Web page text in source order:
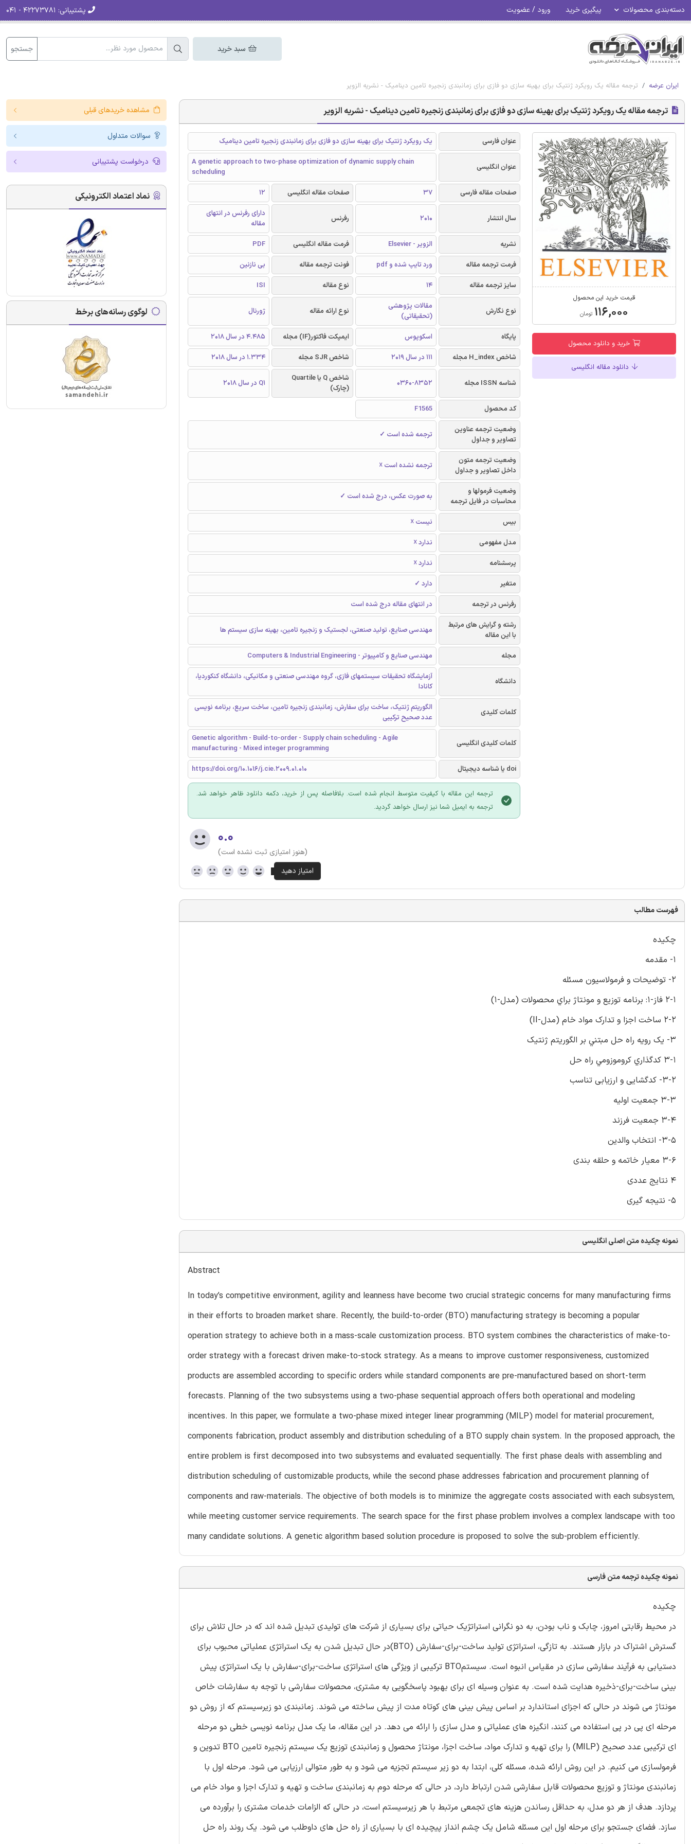
دسته‌بندی محصولات پیگیری خرید ورود / عضویت پشتیبانی:
سبد خرید جستجو
ایران عرضه ترجمه مقاله یک رویکرد ژنتیک برای بهینه سازی دو فازی برای زمانبندی زنجیره تامین دینامیک - نشریه الزویر
ترجمه مقاله یک رویکرد ژنتیک برای بهینه سازی دو فازی برای زمانبندی زنجیره تامین دینامیک - نشریه الزویر
قیمت خرید این محصول
۱۱۶,۰۰۰ تومان
خرید و دانلود محصول
دانلود مقاله انگلیسی
عنوان فارسی یک رویکرد ژنتیک برای بهینه سازی دو فازی برای زمانبندی زنجیره تامین دینامیک
عنوان انگلیسی
A genetic approach to two-phase optimization of dynamic supply chain
scheduling
صفحات مقاله فارسی
37 صفحات مقاله انگلیسی 12
سال انتشار 2010 رفرنس
دارای رفرنس در انتهای
مقاله
نشریه
الزویر - Elsevier فرمت مقاله انگلیسی
PDF
فرمت ترجمه مقاله
ورد تایپ شده و pdf فونت ترجمه مقاله
بی نازنین
سایز ترجمه مقاله
14 نوع مقاله ISI
نوع نگارش
مقالات پژوهشی
(تحقیقاتی)
نوع ارائه مقاله ژورنال
پایگاه اسکوپوس ایمپکت فاکتور(IF) مجله
4.485 در سال 2018
شاخص H_index مجله
111 در سال 2019 شاخص SJR مجله 1.334 در سال 2018
شناسه ISSN مجله 0360-8352
شاخص Q یا Quartile
(چارک)
Q1 در سال 2018
کد محصول
F1565
وضعیت ترجمه عناوین
تصاویر و جداول
ترجمه شده است ✓
وضعیت ترجمه متون
داخل تصاویر و جداول
ترجمه نشده است ☓
وضعیت فرمولها و
محاسبات در فایل ترجمه
به صورت عکس، درج شده است ✓
بیس
نیست ☓
مدل مفهومی
ندارد ☓
پرسشنامه
ندارد ☓
متغیر
دارد ✓
رفرنس در ترجمه
در انتهای مقاله درج شده است
رشته و گرایش های مرتبط
با این مقاله
مهندسی صنایع، تولید صنعتی، لجستیک و زنجیره تامین، بهینه سازی سیستم ها
مجله مهندسی صنایع و کامپیوتر - Computers & Industrial Engineering
دانشگاه
آزمایشگاه تحقیقات سیستمهای فازی، گروه مهندسی صنعتی و مکانیکی، دانشگاه کنکوردیا،
کانادا
کلمات کلیدی
الگوریتم ژنتیک، ساخت برای سفارش، زمانبندی زنجیره تامین، ساخت سریع، برنامه نویسی
عدد صحیح ترکیبی
کلمات کلیدی انگلیسی
Genetic algorithm - Build-to-order - Supply chain scheduling - Agile
manufacturing - Mixed integer programming
doi یا شناسه دیجیتال
https://doi.org/10.1016/j.cie.2009.01.010
ترجمه این مقاله با کیفیت متوسط انجام شده است. بلافاصله پس از خرید، دکمه دانلود ظاهر خواهد شد.
ترجمه به ایمیل شما نیز ارسال خواهد گردید.
۰.۰
(هنوز امتیازی ثبت نشده است)
فهرست مطالب
چکیده
1- مقدمه
2- توضیحات و فرمولاسیون مسئله
2-1 فاز-1: برنامه توزيع و مونتاژ براي محصولات (مدل-1)
2-2 ساخت اجزا و تدارک مواد خام (مدل-II)
3- يک رويه راه حل مبتني بر الگوريتم ژنتيک
3-1 کدگذاري کروموزومي راه حل
3-2- کدگشایی و ارزیابی تناسب
3-3 جمعیت اولیه
3-4 جمعیت فرزند
3-5- انتخاب والدین
3-6 معیار خاتمه و حلقه بندی
4 نتایج عددی
5- نتیجه گیری
نمونه چکیده متن اصلی انگلیسی
Abstract
In today’s competitive environment, agility and leanness have become two crucial strategic concerns for many manufacturing firms
in their efforts to broaden market share. Recently, the build-to-order (BTO) manufacturing strategy is becoming a popular
operation strategy to achieve both in a mass-scale customization process. BTO system combines the characteristics of make-to-
order strategy with a forecast driven make-to-stock strategy. As a means to improve customer responsiveness, customized
products are assembled according to specific orders while standard components are pre-manufactured based on short-term
forecasts. Planning of the two subsystems using a two-phase sequential approach offers both operational and modeling
incentives. In this paper, we formulate a two-phase mixed integer linear programming (MILP) model for material procurement,
components fabrication, product assembly and distribution scheduling of a BTO supply chain system. In the proposed approach, the
entire problem is first decomposed into two subsystems and evaluated sequentially. The first phase deals with assembling and
distribution scheduling of customizable products, while the second phase addresses fabrication and procurement planning of
components and raw-materials. The objective of both models is to minimize the aggregate costs associated with each subsystem,
while meeting customer service requirements. The search space for the first phase problem involves a complex landscape with too
many candidate solutions. A genetic algorithm based solution procedure is proposed to solve the sub-problem efficiently.
نمونه چکیده ترجمه متن فارسی
چکیده
در محیط رقابتی امروز، چابک و ناب بودن، به دو نگرانی استراتژیک حیاتی برای بسیاری از شرکت های تولیدی تبدیل شده اند که در حال تلاش برای
گسترش اشتراک در بازار هستند. به تازگی، استراتژی تولید ساخت-برای-سفارش (BTO)در حال تبدیل شدن به یک استراتژی عملیاتی محبوب برای
دستیابی به فرآیند سفارشی سازی در مقیاس انبوه است. سیستمBTO ترکیبی از ویژگی های استراتژی ساخت-برای-سفارش با یک استراتژی پیش
بینی ساخت-برای-ذخیره هدایت شده است. به عنوان وسیله ای برای بهبود پاسخگویی به مشتری، محصولات سفارشی با توجه به سفارشات خاص
مونتاژ می شوند در حالی که اجزای استاندارد بر اساس پیش بینی های کوتاه مدت از پیش ساخته می شوند. زمانبندی دو زیرسیستم که از روش دو
مرحله ای پی در پی استفاده می کنند، انگیزه های عملیاتی و مدل سازی را ارائه می دهد. در اين مقاله، ما یک مدل برنامه نویسی خطی دو مرحله
ای ترکیبی عدد صحیح (MILP) را برای تهیه و تدارک مواد، ساخت اجزا، مونتاژ محصول و زمانبندی توزیع یک سیستم زنجیره تامین BTO تدوین و
فرمولسازی می کنیم. در این روش ارائه شده، مسئله کلی، ابتدا به دو زیر سیستم تجزیه می شود و به طور متوالی ارزیابی می شود. مرحله اول با
زمانبندی مونتاژ و توزیع محصولات قابل سفارشی شدن ارتباط دارد، در حالی که مرحله دوم به زمانبندی ساخت و تهیه و تدارک اجزا و مواد خام می
پردازد. هدف از هر دو مدل، به حداقل رساندن هزینه های تجمعی مرتبط با هر زیرسیستم است، در حالی که الزامات خدمات مشتری را برآورده می
سازد. فضای جستجو برای مرحله اول این مسئله شامل یک چشم انداز پیچیده ای با بسیاری از راه حل های داوطلب می شود. یک روند راه حل
مشاهده خریدهای قبلی
سوالات متداول
درخواست پشتیبانی
نماد اعتماد الکترونیکی
لوگوی رسانه‌های برخط